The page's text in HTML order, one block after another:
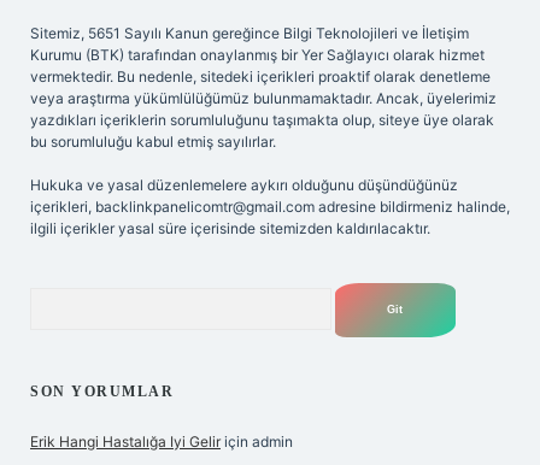
Sitemiz, 5651 Sayılı Kanun gereğince Bilgi Teknolojileri ve İletişim
Kurumu (BTK) tarafından onaylanmış bir Yer Sağlayıcı olarak hizmet
vermektedir. Bu nedenle, sitedeki içerikleri proaktif olarak denetleme
veya araştırma yükümlülüğümüz bulunmamaktadır. Ancak, üyelerimiz
yazdıkları içeriklerin sorumluluğunu taşımakta olup, siteye üye olarak
bu sorumluluğu kabul etmiş sayılırlar.
Hukuka ve yasal düzenlemelere aykırı olduğunu düşündüğünüz
içerikleri, backlinkpanelicomtr@gmail.com adresine bildirmeniz halinde,
ilgili içerikler yasal süre içerisinde sitemizden kaldırılacaktır.
SON YORUMLAR
Erik Hangi Hastalığa Iyi Gelir için admin